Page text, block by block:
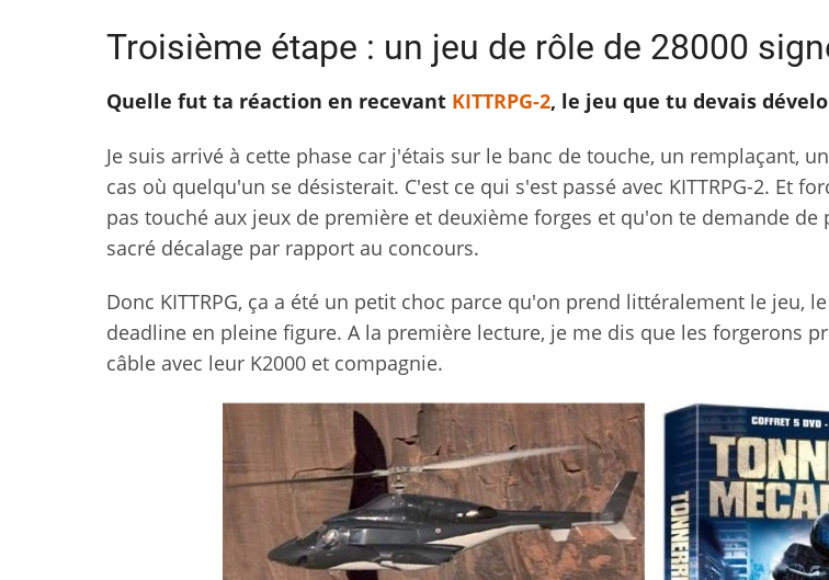
Troisième étape : un jeu de rôle de 28000
Quelle fut ta réaction en recevant KITTRPG-2, le jeu que tu devais
Je suis arrivé à cette phase car j'étais sur le banc de touche, un remplaçant,
cas où quelqu'un se désisterait. C'est ce qui s'est passé avec KITTRPG-2. Et
pas touché aux jeux de première et deuxième forges et qu'on te demande de
sacré décalage par rapport au concours.
Donc KITTRPG, ça a été un petit choc parce qu'on prend littéralement le jeu,
deadline en pleine figure. A la première lecture, je me dis que les forgerons
câble avec leur K2000 et compagnie.